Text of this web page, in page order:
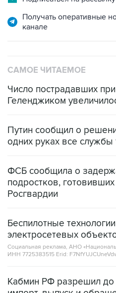
Получать оперативные
канале
САМОЕ ЧИТАЕМОЕ
Число пострадавших
Геленджиком
Путин сообщил о
одних руках все
ФСБ сообщила о
подростков,
Росгвардии
Беспилотные
электросетевых
Социальная реклама, АНО
ИНН 7725383515 Erid:
Кабмин РФ разрешил до